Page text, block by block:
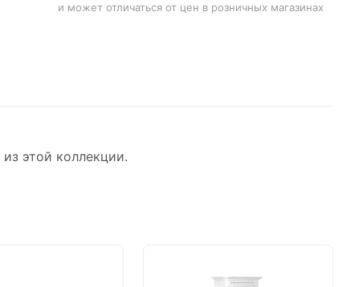
и может отличаться от цен в розничных магазинах
этой коллекции.